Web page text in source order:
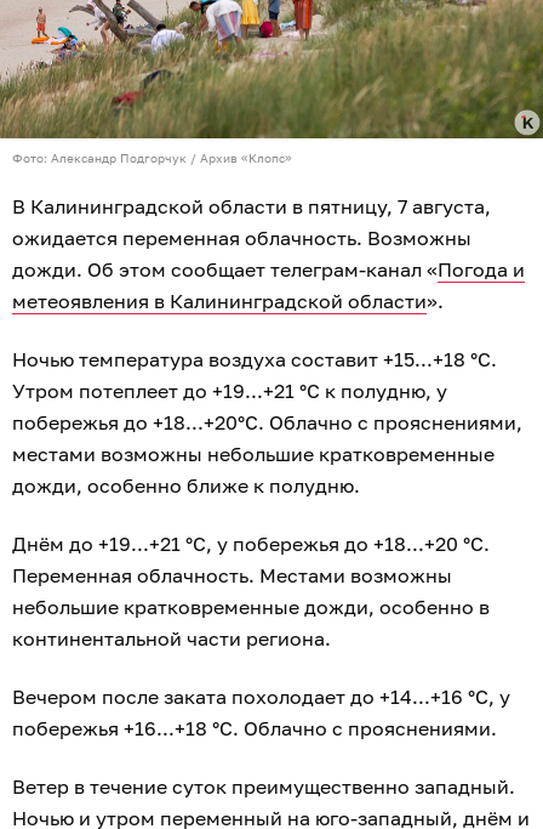
Фото: Александр Подгорчук / Архив «Клопс»
В Калининградской области в пятницу, 7 августа,
ожидается переменная облачность. Возможны
дожди. Об этом сообщает телеграм-канал «Погода и
метеоявления в Калининградской области».
Ночью температура воздуха составит +15...+18 °C.
Утром потеплеет до +19...+21 °C к полудню, у
побережья до +18...+20°C. Облачно с прояснениями,
местами возможны небольшие кратковременные
дожди, особенно ближе к полудню.
Днём до +19...+21 °C, у побережья до +18...+20 °C.
Переменная облачность. Местами возможны
небольшие кратковременные дожди, особенно в
континентальной части региона.
Вечером после заката похолодает до +14...+16 °C, у
побережья +16...+18 °C. Облачно с прояснениями.
Ветер в течение суток преимущественно западный.
Ночью и утром переменный на юго-западный, днём и